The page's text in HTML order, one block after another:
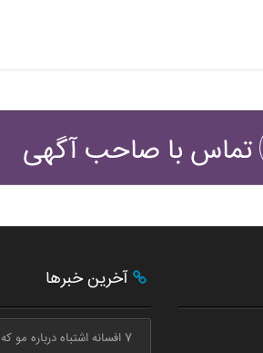
تماس با صاحب آگهی
آخرین خبرها
7 افسانه اشتباه درباره مو که نمی‌دانستید